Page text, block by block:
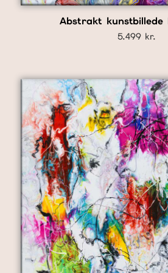
Abstrakt kunstbillede
5.499 kr.